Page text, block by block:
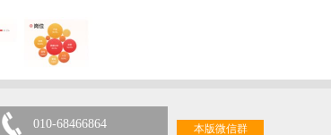
本版微信群
010-68466864